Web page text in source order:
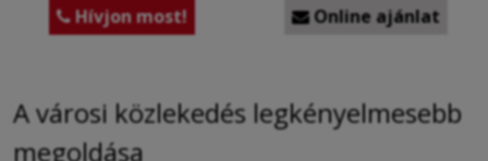
 Hívjon most! Online ajánlat
A városi közlekedés legkényelmesebb
megoldása